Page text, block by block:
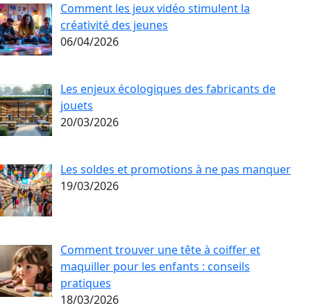
Comment les jeux vidéo stimulent la
créativité des jeunes
06/04/2026
Les enjeux écologiques des fabricants de
jouets
20/03/2026
Les soldes et promotions à ne pas manquer
19/03/2026
Comment trouver une tête à coiffer et
maquiller pour les enfants : conseils
pratiques
18/03/2026